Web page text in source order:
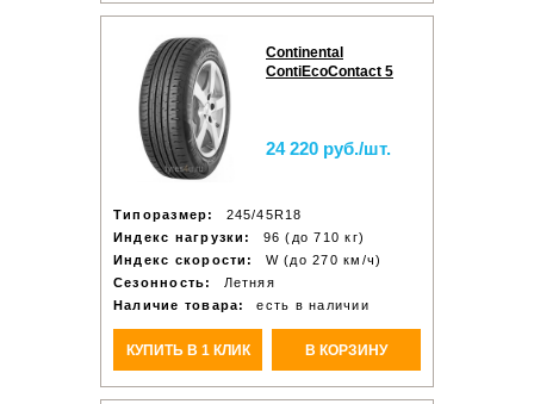
Continental
ContiEcoContact 5
24 220 руб./шт.
Типоразмер:
245/45R18
Индекс нагрузки:
96 (до 710 кг)
Индекс скорости:
W (до 270 км/ч)
Сезонность:
Летняя
Наличие товара:
есть в наличии
КУПИТЬ В 1 КЛИК В КОРЗИНУ